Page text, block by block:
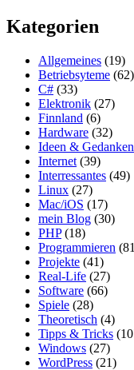
Kategorien
Allgemeines (19)
Betriebsyteme (62)
C# (33)
Elektronik (27)
Finnland (6)
Hardware (32)
Ideen & Gedanken
Internet (39)
Interressantes (49)
Linux (27)
Mac/iOS (17)
mein Blog (30)
PHP(18)
Programmieren
Projekte (41)
Real-Life (27)
Software (66)
Spiele (28)
Theoretisch (4)
Tipps & Tricks
Windows (27)
WordPress (21)